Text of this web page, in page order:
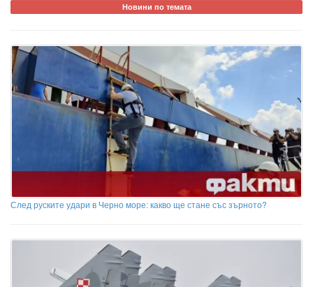
Новини по темата
След руските удари в Черно море: какво ще стане със зърното?